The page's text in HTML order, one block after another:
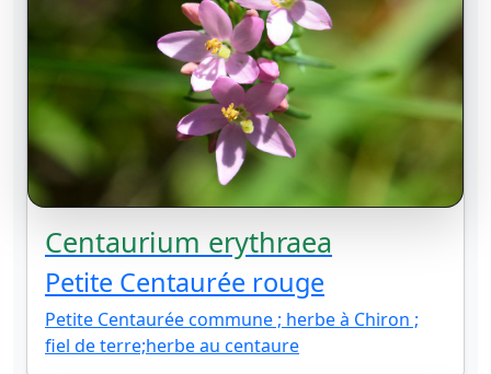
Centaurium erythraea
Petite Centaurée rouge
Petite Centaurée commune ; herbe à Chiron ;
fiel de terre;herbe au centaure